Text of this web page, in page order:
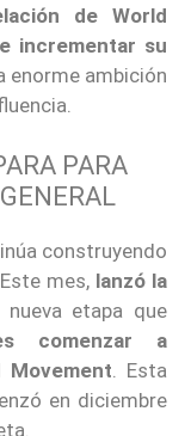
de World
incrementar su
enorme ambición
PARA
construyendo
mes, lanzó la
nueva etapa que
comenzar a
Movement. Esta
en diciembre